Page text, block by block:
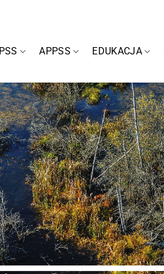
APPSS EDUKACJA